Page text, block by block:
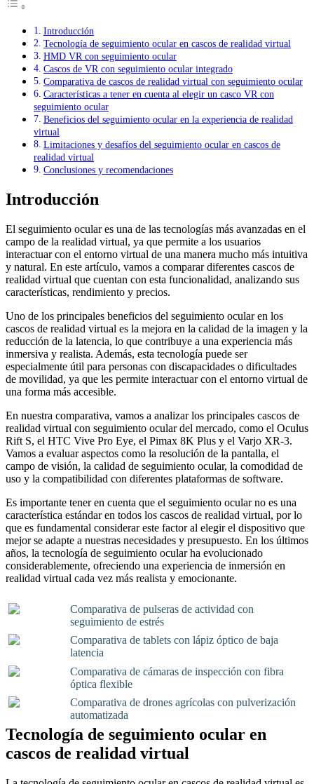
Introducción
Tecnología de seguimiento ocular en cascos de realidad virtual
HMD VR con seguimiento ocular
Cascos de VR con seguimiento ocular integrado
Comparativa de cascos de realidad virtual con seguimiento ocular
Características a tener en cuenta al elegir un casco VR con
seguimiento ocular
Beneficios del seguimiento ocular en la experiencia de realidad
virtual
Limitaciones y desafíos del seguimiento ocular en cascos de
realidad virtual
Conclusiones y recomendaciones
Introducción
El seguimiento ocular es una de las tecnologías más avanzadas en el
campo de la realidad virtual, ya que permite a los usuarios
interactuar con el entorno virtual de una manera mucho más intuitiva
y natural. En este artículo, vamos a comparar diferentes cascos de
realidad virtual que cuentan con esta funcionalidad, analizando sus
características, rendimiento y precios.
Uno de los principales beneficios del seguimiento ocular en los
cascos de realidad virtual es la mejora en la calidad de la imagen y la
reducción de la latencia, lo que contribuye a una experiencia más
inmersiva y realista. Además, esta tecnología puede ser
especialmente útil para personas con discapacidades o dificultades
de movilidad, ya que les permite interactuar con el entorno virtual de
una forma más accesible.
En nuestra comparativa, vamos a analizar los principales cascos de
realidad virtual con seguimiento ocular del mercado, como el Oculus
Rift S, el HTC Vive Pro Eye, el Pimax 8K Plus y el Varjo XR-3.
Vamos a evaluar aspectos como la resolución de la pantalla, el
campo de visión, la calidad de seguimiento ocular, la comodidad de
uso y la compatibilidad con diferentes plataformas de software.
Es importante tener en cuenta que el seguimiento ocular no es una
característica estándar en todos los cascos de realidad virtual, por lo
que es fundamental considerar este factor al elegir el dispositivo que
mejor se adapte a nuestras necesidades y presupuesto. En los últimos
años, la tecnología de seguimiento ocular ha evolucionado
considerablemente, ofreciendo una experiencia de inmersión en
realidad virtual cada vez más realista y emocionante.
Comparativa de pulseras de actividad con
seguimiento de estrés
Comparativa de tablets con lápiz óptico de baja
latencia
Comparativa de cámaras de inspección con fibra
óptica flexible
Comparativa de drones agrícolas con pulverización
automatizada
Tecnología de seguimiento ocular en
cascos de realidad virtual